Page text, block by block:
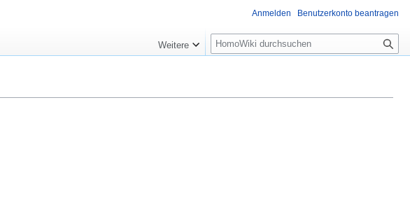
Anmelden Benutzerkonto beantragen
Weitere
Suche